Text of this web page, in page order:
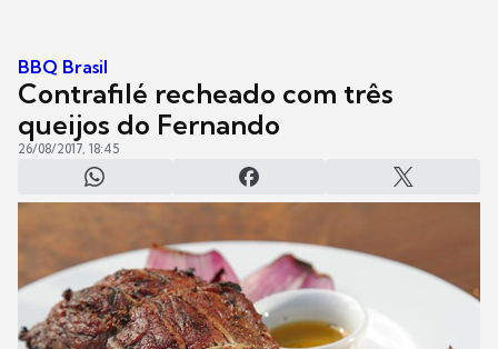
BBQ Brasil
Contrafilé recheado com três
queijos do Fernando
26/08/2017, 18:45